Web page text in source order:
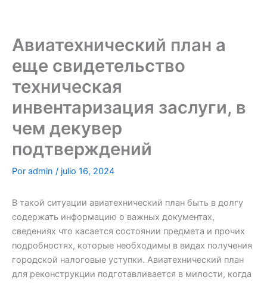
Авиатехнический план а
еще свидетельство
техническая
инвентаризация заслуги, в
чем декувер
подтверждений
Por admin / julio 16, 2024
В такой ситуации авиатехнический план быть в долгу
содержать информацию о важных документах,
сведениях что касается состоянии предмета и прочих
подробностях, которые необходимы в видах получения
городской налоговые уступки. Авиатехнический план
для реконструкции подготавливается в милости, когда